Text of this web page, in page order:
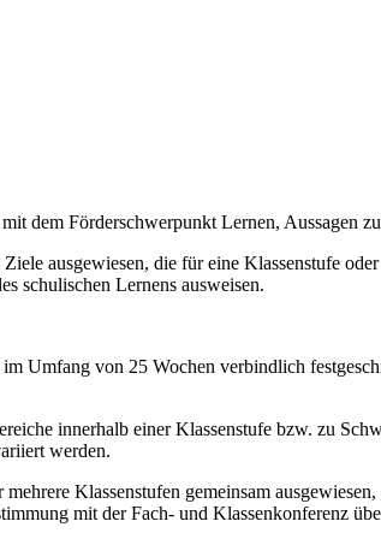
dem Förderschwerpunkt Lernen, Aussagen
ausgewiesen, die für eine Klassenstufe
schulischen Lernens ausweisen.
Umfang von 25 Wochen verbindlich
innerhalb einer Klassenstufe bzw. zu
werden.
Klassenstufen gemeinsam
mit der Fach- und Klassenkonferenz